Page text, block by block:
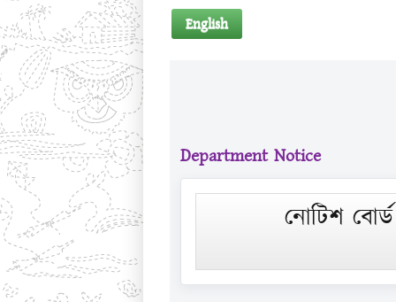
English
Department Notice
নোটিশ বোর্ড